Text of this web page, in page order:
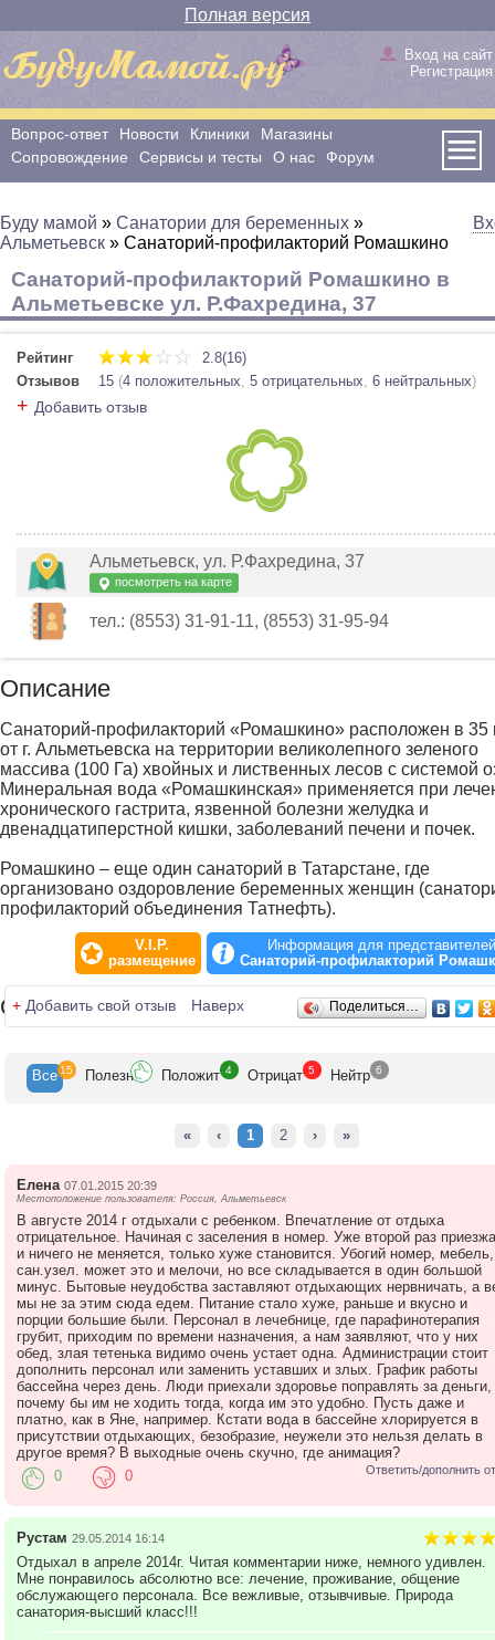
Полная версия
Вход на сайт
Регистрация
Вопрос-ответ Новости Клиники
Магазины
Сопровождение
Сервисы и тесты О нас Форум
Буду мамой » Санатории для беременных »
Альметьевск » Санаторий-профилакторий Ромашкино
Санаторий-профилакторий Ромашкино в
Альметьевске ул. Р.Фахредина, 37
Рейтинг
2.8(16)
Отзывов
15 (4 положительных, 5 отрицательных, 6 нейтральных)
+ Добавить отзыв
Альметьевск, ул. Р.Фахредина, 37
посмотреть на карте
тел.: (8553) 31-91-11, (8553) 31-95-94
Описание
Санаторий-профилакторий «Ромашкино» расположен в 35
от г. Альметьевска на территории великолепного зеленого
массива (100 Га) хвойных и лиственных лесов с системой
Минеральная вода «Ромашкинская» применяется при
хронического гастрита, язвенной болезни желудка и
двенадцатиперстной кишки, заболеваний печени и почек.
Ромашкино – еще один санаторий в Татарстане, где
организовано оздоровление беременных женщин
профилакторий объединения Татнефть).
V.I.P.
размещение
Информация для представителей
Санаторий-профилакторий
Отзывы
+ Добавить свой отзыв Наверх Поделиться…
Все 15 Полезн Положит 4 Отрицат 5 Нейтр 6
« ‹ 1 2 › »
Елена 07.01.2015 20:39
Местоположение пользователя: Россия, Альметьевск
В августе 2014 г отдыхали с ребенком. Впечатление от отдыха
отрицательное. Начиная с заселения в номер. Уже второй раз
и ничего не меняется, только хуже становится. Убогий номер, мебель,
сан.узел. может это и мелочи, но все складывается в один большой
минус. Бытовые неудобства заставляют отдыхающих нервничать, а
мы не за этим сюда едем. Питание стало хуже, раньше и вкусно и
порции большие были. Персонал в лечебнице, где парафинотерапия
грубит, приходим по времени назначения, а нам заявляют, что у них
обед, злая тетенька видимо очень устает одна. Администрации стоит
дополнить персонал или заменить уставших и злых. График работы
бассейна через день. Люди приехали здоровье поправлять за деньги,
почему бы им не ходить тогда, когда им это удобно. Пусть даже и
платно, как в Яне, например. Кстати вода в бассейне хлорируется в
присутствии отдыхающих, безобразие, неужели это нельзя делать в
другое время? В выходные очень скучно, где анимация?
Ответить/дополнить
0 0
Рустам 29.05.2014 16:14
Отдыхал в апреле 2014г. Читая комментарии ниже, немного удивлен.
Мне понравилось абсолютно все: лечение, проживание, общение
обслужающего персонала. Все вежливые, отзывчивые. Природа
санатория-высший класс!!!